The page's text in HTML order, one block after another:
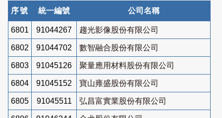
序號 統一編號 公司名稱
6801 91044267 趨光影像股份有限公司
6802 91044702 數智融合股份有限公司
6803 91045126 聚量應用材料股份有限公司
6804 91045152 寶山雍盛股份有限公司
6805 91045511 弘昌富實業股份有限公司